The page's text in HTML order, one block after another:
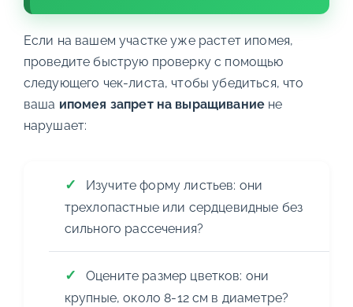
Если на вашем участке уже растет ипомея,
проведите быструю проверку с помощью
следующего чек-листа, чтобы убедиться, что
ваша ипомея запрет на выращивание не
нарушает:
Изучите форму листьев: они
трехлопастные или сердцевидные без
сильного рассечения?
Оцените размер цветков: они
крупные, около 8-12 см в диаметре?